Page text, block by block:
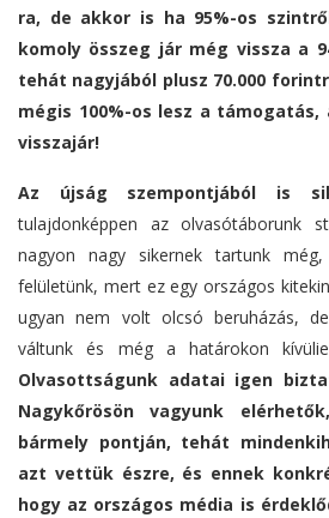
ra, de akkor is ha 95%-os
komoly összeg jár még vissza a
tehát nagyjából plusz 70.000
mégis 100%-os lesz a
visszajár!
Az újság szempontjából is
tulajdonképpen az olvasótáborunk
nagyon nagy sikernek tartunk
felületünk, mert ez egy országos
ugyan nem volt olcsó beruházás,
váltunk és még a határokon
Olvasottságunk adatai igen
Nagykőrösön vagyunk
bármely pontján, tehát
azt vettük észre, és ennek
hogy az országos média is